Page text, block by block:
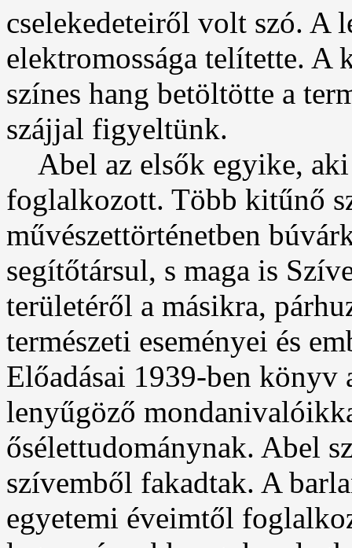
cselekedeteiről volt szó. A
elektromossága telítette. A
színes hang betöltötte a
szájjal figyeltünk.
Abel az elsők egyike, aki
foglalkozott. Több kitűnő
művészettörténetben
segítőtársul, s maga is
területéről a másikra,
természeti eseményei és
Előadásai 1939-ben
lenyűgöző
ősélettudománynak. Abel
szívemből fakadtak. A
egyetemi éveimtől